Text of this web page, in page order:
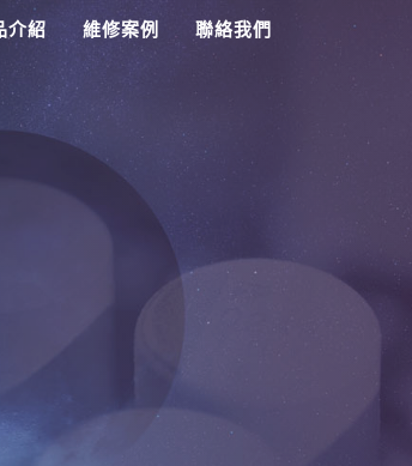
介紹 維修案例 聯絡我們